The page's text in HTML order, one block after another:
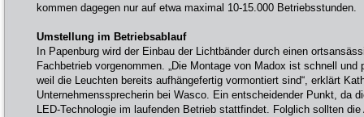
kommen dagegen nur auf etwa maximal 10-15.000 Betriebsstunden.
Umstellung im Betriebsablauf
In Papenburg wird der Einbau der Lichtbänder durch einen
Fachbetrieb vorgenommen. „Die Montage von Madox ist schnell und
weil die Leuchten bereits aufhängefertig vormontiert sind“, erklärt
Unternehmenssprecherin bei Wasco. Ein entscheidender Punkt, da
LED-Technologie im laufenden Betrieb stattfindet. Folglich sollten